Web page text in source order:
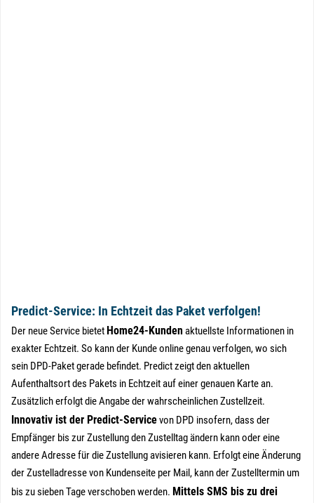
Predict-Service: In Echtzeit das Paket verfolgen!
Der neue Service bietet Home24-Kundenaktuellste Informationen in
exakter Echtzeit. So kann der Kunde online genau verfolgen, wo sich
sein DPD-Paket gerade befindet. Predict zeigt den aktuellen
Aufenthaltsort des Pakets in Echtzeit auf einer genauen Karte an.
Zusätzlich erfolgt die Angabe der wahrscheinlichen Zustellzeit.
Innovativ ist der Predict-Servicevon DPD insofern, dass der
Empfänger bis zur Zustellung den Zustelltag ändern kann oder eine
andere Adresse für die Zustellung avisieren kann. Erfolgt eine Änderung
der Zustelladresse von Kundenseite per Mail, kann der Zustelltermin um
bis zu sieben Tage verschoben werden. Mittels SMS bis zu drei